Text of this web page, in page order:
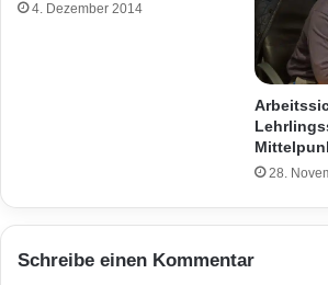
4. Dezember 2014
28.
Schreibe einen Kommentar